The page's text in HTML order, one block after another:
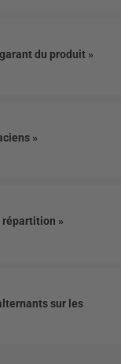
du produit »
»
répartition »
sur les